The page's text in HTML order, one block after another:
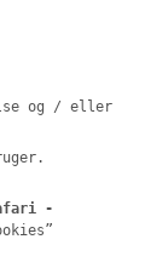
og / eller
-